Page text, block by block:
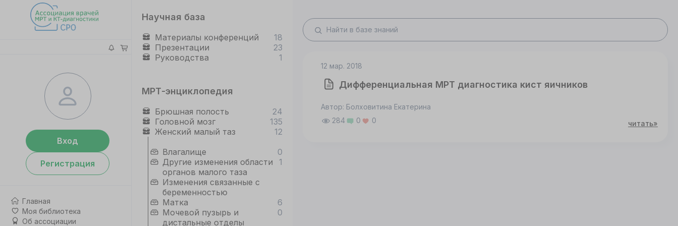
Вход
Регистрация
Главная
Моя библиотека
Об ассоциации
Научная база
Материалы конференций
18
Презентации
23
Руководства
1
МРТ-энциклопедия
Брюшная полость
24
Головной мозг
135
Женский малый таз
12
Влагалище
0
Другие изменения области
органов малого таза
1
Изменения связанные с
беременностью
Матка
6
Мочевой пузырь и
дистальные отделы
0
12 мар. 2018
Дифференциальная МРТ диагностика кист яичников
Автор: Болховитина Екатерина
284
0 0 читать»